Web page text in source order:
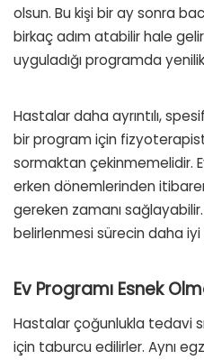
olsun. Bu kişi bir ay sonra
birkaç adım atabilir hale
uyguladığı programda
Hastalar daha ayrıntılı,
bir program için
sormaktan çekinmemelidir.
erken dönemlerinden
gereken zamanı
belirlenmesi sürecin daha
Ev Programı Esnek
Hastalar çoğunlukla tedavi
için taburcu edilirler. Aynı